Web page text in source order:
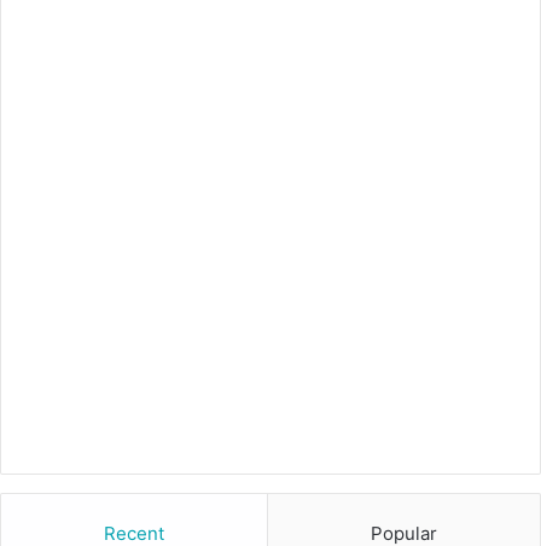
Recent Popular